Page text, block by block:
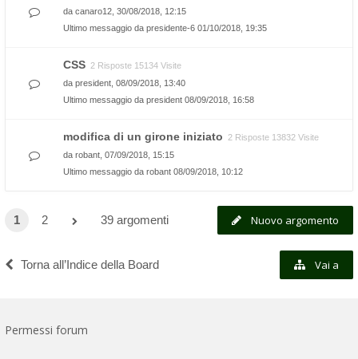
da canaro12 , 30/08/2018, 12:15
Ultimo messaggio da presidente-6 01/10/2018, 19:35
CSS 2 Risposte 15134 Visite
da president , 08/09/2018, 13:40
Ultimo messaggio da president 08/09/2018, 16:58
modifica di un girone iniziato
2 Risposte 13832 Visite
da robant , 07/09/2018, 15:15
Ultimo messaggio da robant 08/09/2018, 10:12
Nuovo argomento
1 2 39 argomenti
Torna all’Indice della Board Vai a
Permessi forum